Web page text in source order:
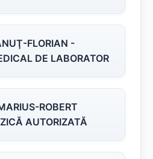
FLORIAN -
DE LABORATOR
ROBERT
AUTORIZATĂ